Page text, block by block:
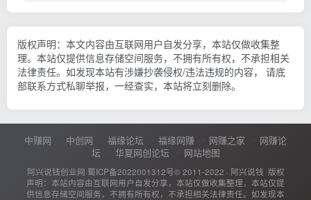
版权声明：本文内容由互联网用户自发分享，本站仅做收集整
理。本站仅提供信息存储空间服务，不拥有所有权，不承担相关
法律责任。如发现本站有涉嫌抄袭侵权/违法违规的内容， 请底
部联系方式私聊举报，一经查实，本站将立刻删除。
中赚网 中创网 福缘论坛 福缘网赚 网赚之家
网赚论
坛
华夏网创论坛 网站地图
阿兴说钱创业网 蜀ICP备2022001312号© 2011-2022 · 阿兴说钱 版权
声明：本站内容由互联网用户自发分享，本站仅做收集整理，本站仅提
供信息存储空间服务，不拥有所有权，不承担相关法律责任。如发现本